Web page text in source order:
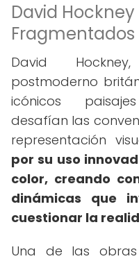
David Hockney
Fragmentados
David
postmoderno
icónicos
desafían las
representación
por su uso
color, creando
dinámicas que
cuestionar la
Una de las